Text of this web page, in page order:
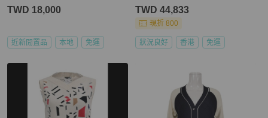
TWD 18,000
近新閒置品 本地 免運
TWD 44,833
現折 800
狀況良好 香港 免運